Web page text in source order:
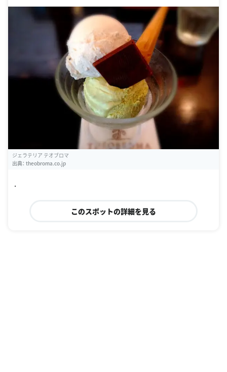
ジェラテリア テオブロマ
出典： theobroma.co.jp
.
このスポットの詳細を見る